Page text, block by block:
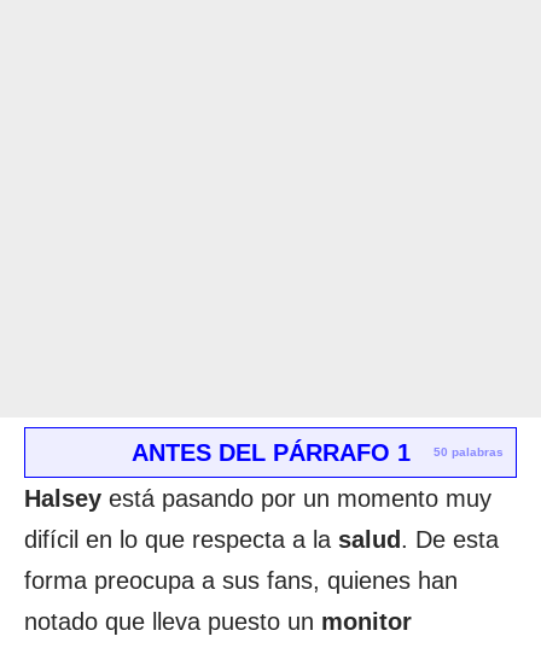
ANTES DEL PÁRRAFO 1 50 palabras
Halsey está pasando por un momento muy
difícil en lo que respecta a la salud . De esta
forma preocupa a sus fans, quienes han
notado que lleva puesto un monitor